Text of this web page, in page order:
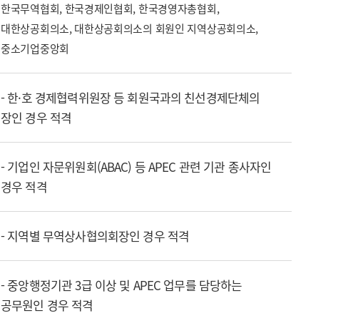
한국무역협회, 한국경제인협회, 한국경영자총협회,
대한상공회의소, 대한상공회의소의 회원인 지역상공회의소,
중소기업중앙회
- 한·호 경제협력위원장 등 회원국과의 친선경제단체의
장인 경우 적격
- 기업인 자문위원회(ABAC) 등 APEC 관련 기관 종사자인
경우 적격
- 지역별 무역상사협의회장인 경우 적격
- 중앙행정기관 3급 이상 및 APEC 업무를 담당하는
공무원인 경우 적격